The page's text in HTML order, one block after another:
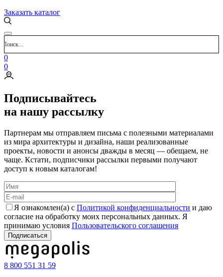
Заказать каталог
0
0
Подписывайтесь
на нашу рассылку
Партнерам мы отправляем письма с полезными материалами
из мира архитектуры и дизайна, наши реализованные
проекты, новости и анонсы дважды в месяц — обещаем, не
чаще. Кстати, подписчики рассылки первыми получают
доступ к новым каталогам!
Я ознакомлен(а) с Политикой конфиденциальности и даю
согласие на обработку моих персональных данных. Я
принимаю условия Пользовательского соглашения
8 800 551 31 59